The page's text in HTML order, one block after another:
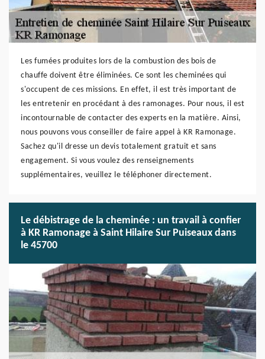
Les fumées produites lors de la combustion des bois de
chauffe doivent être éliminées. Ce sont les cheminées qui
s'occupent de ces missions. En effet, il est très important de
les entretenir en procédant à des ramonages. Pour nous, il est
incontournable de contacter des experts en la matière. Ainsi,
nous pouvons vous conseiller de faire appel à KR Ramonage.
Sachez qu'il dresse un devis totalement gratuit et sans
engagement. Si vous voulez des renseignements
supplémentaires, veuillez le téléphoner directement.
Le débistrage de la cheminée : un travail à confier
à KR Ramonage à Saint Hilaire Sur Puiseaux dans
le 45700